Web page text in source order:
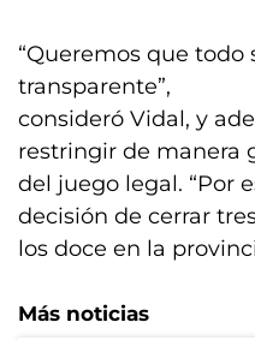
“Queremos que todo
transparente”,
consideró Vidal, y
restringir de manera
del juego legal. “Por
decisión de cerrar
los doce en la
Más noticias